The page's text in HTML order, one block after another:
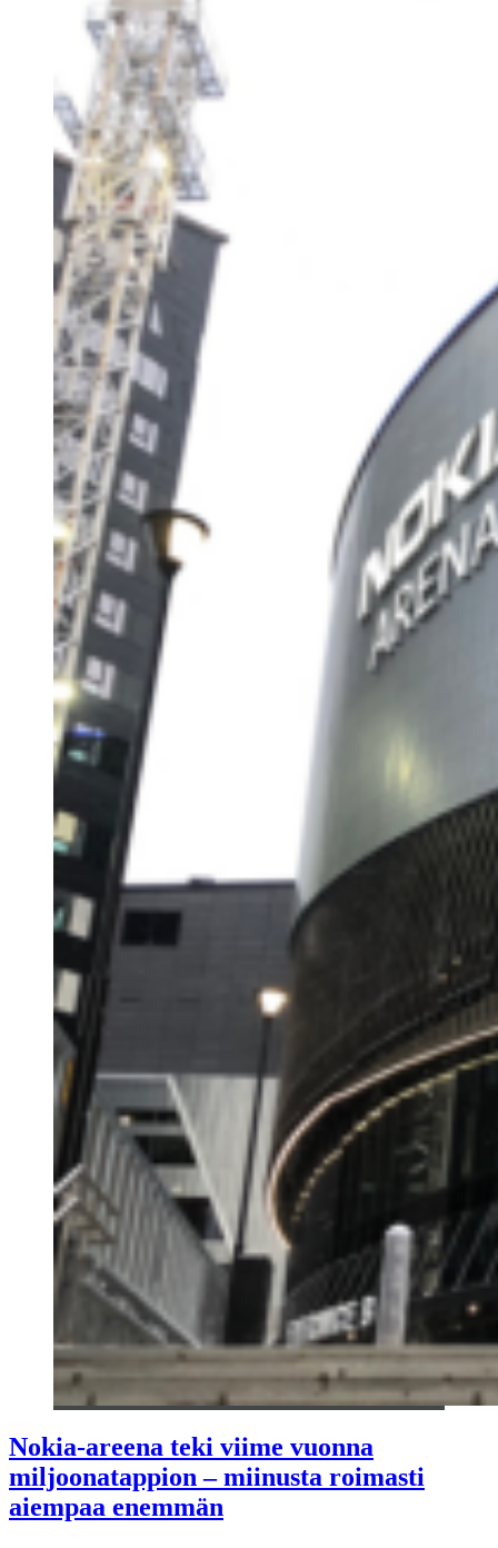
Nokia-areena teki viime vuonna
miljoonatappion – miinusta roimasti
aiempaa enemmän